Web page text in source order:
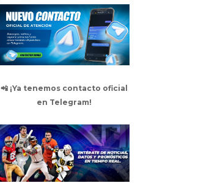
📲 ¡Ya tenemos contacto oficial
en Telegram!